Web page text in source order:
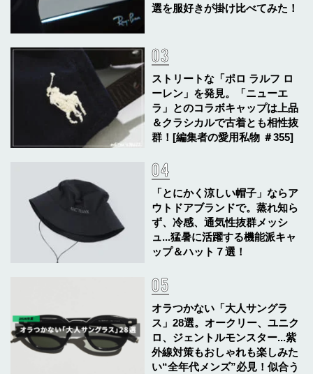
選を服好きが掛け比べてみた！
ストリートな「ポロ ラルフ ロ
ーレン」を発見。「ニューエ
ラ」とのコラボキャップは上品
＆クラシカルで古着とも相性抜
群！[編集者の愛用私物 ＃355]
「とにかく涼しい帽子」ならア
ウトドアブランドで。蒸れ知ら
ず、冷感、通気性抜群メッシ
ュ...猛暑に活躍する機能派キャ
ップ＆ハット７選！
オラつかない「大人サングラ
ス」28選。オークリー、ユニク
ロ、ジェントルモンスター...紫
外線対策もおしゃれも楽しみた
い“全年代メンズ”必見！似合う